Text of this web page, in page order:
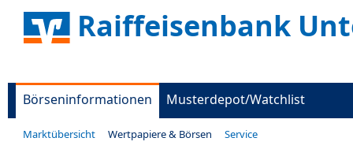
Raiffeisenbank
Börseninformationen Musterdepot/Watchlist
Marktübersicht Wertpapiere & Börsen Service